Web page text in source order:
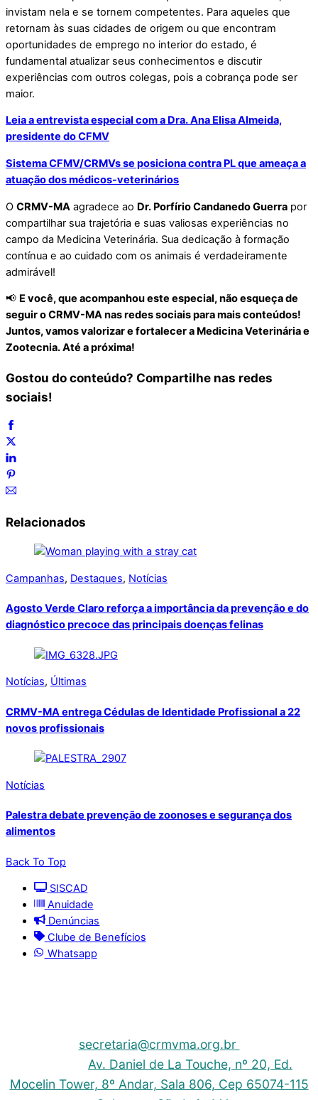
invistam nela e se tornem competentes. Para aqueles que
retornam às suas cidades de origem ou que encontram
oportunidades de emprego no interior do estado, é
fundamental atualizar seus conhecimentos e discutir
experiências com outros colegas, pois a cobrança pode ser
maior.
Leia a entrevista especial com a Dra. Ana Elisa Almeida,
presidente do CFMV
Sistema CFMV/CRMVs se posiciona contra PL que ameaça a
atuação dos médicos-veterinários
O CRMV-MA agradece ao Dr. Porfírio Candanedo Guerra por
compartilhar sua trajetória e suas valiosas experiências no
campo da Medicina Veterinária. Sua dedicação à formação
contínua e ao cuidado com os animais é verdadeiramente
admirável!
📢 E você, que acompanhou este especial, não esqueça de
seguir o CRMV-MA nas redes sociais para mais conteúdos!
Juntos, vamos valorizar e fortalecer a Medicina Veterinária e
Zootecnia. Até a próxima!
Gostou do conteúdo? Compartilhe nas redes
sociais!
Relacionados
Campanhas, Destaques, Notícias
Agosto Verde Claro reforça a importância da prevenção e do
diagnóstico precoce das principais doenças felinas
Notícias, Últimas
CRMV-MA entrega Cédulas de Identidade Profissional a 22
novos profissionais
Notícias
Palestra debate prevenção de zoonoses e segurança dos
alimentos
Back To Top
SISCAD
Anuidade
Denúncias
Clube de Benefícios
Whatsapp
secretaria@crmvma.org.br
Av. Daniel de La Touche, nº 20, Ed.
Mocelin Tower, 8º Andar, Sala 806, Cep 65074-115